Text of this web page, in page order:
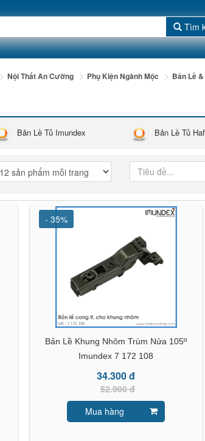
Tìm
Nội Thất An Cường Phụ Kiện Ngành Mộc Bản Lề
Bản Lề Tủ Imundex Bản Lề Tủ
- 35%
Bản Lề Khung Nhôm Trùm Nửa 105º
Imundex 7 172 108
34.300 đ
52.900 đ
Mua hàng